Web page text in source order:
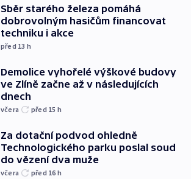
Sběr starého železa pomáhá
dobrovolným hasičům financovat
techniku i akce
před 13 h
Demolice vyhořelé výškové budovy
ve Zlíně začne až v následujících
dnech
včera před 15 h
Za dotační podvod ohledně
Technologického parku poslal soud
do vězení dva muže
včera před 16 h